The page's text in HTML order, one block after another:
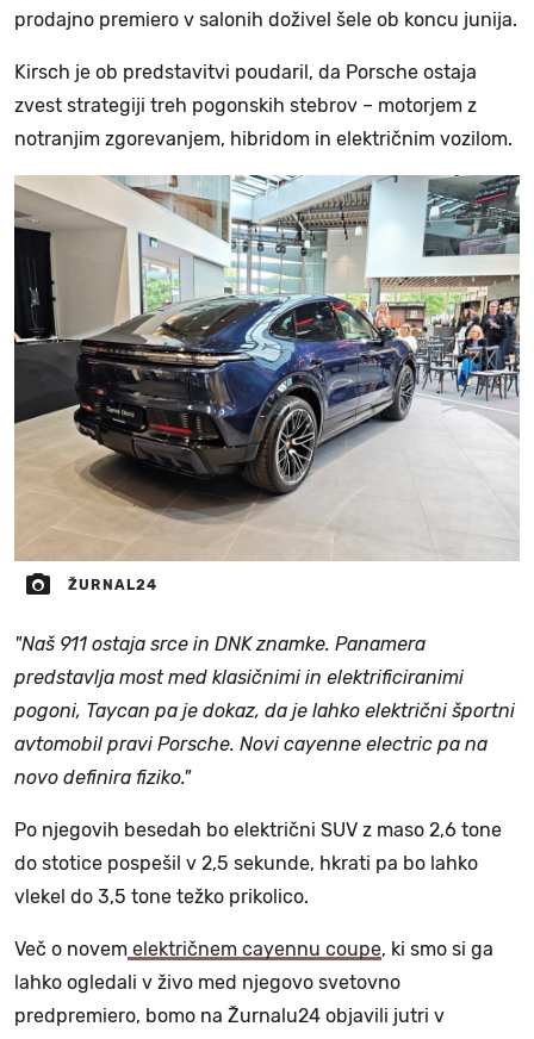
prodajno premiero v salonih doživel šele ob koncu junija.
Kirsch je ob predstavitvi poudaril, da Porsche ostaja
zvest strategiji treh pogonskih stebrov – motorjem z
notranjim zgorevanjem, hibridom in električnim vozilom.
ŽURNAL24
"Naš 911 ostaja srce in DNK znamke. Panamera
predstavlja most med klasičnimi in elektrificiranimi
pogoni, Taycan pa je dokaz, da je lahko električni športni
avtomobil pravi Porsche. Novi cayenne electric pa na
novo definira fiziko."
Po njegovih besedah bo električni SUV z maso 2,6 tone
do stotice pospešil v 2,5 sekunde, hkrati pa bo lahko
vlekel do 3,5 tone težko prikolico.
Več o novem električnem cayennu coupe, ki smo si ga
lahko ogledali v živo med njegovo svetovno
predpremiero, bomo na Žurnalu24 objavili jutri v